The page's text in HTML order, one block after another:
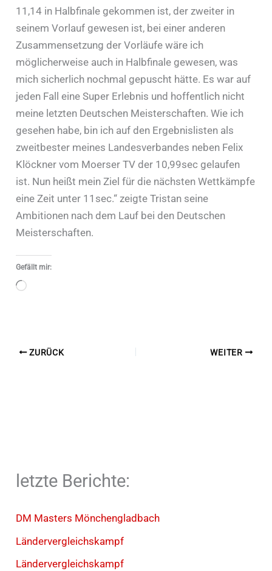
letzte Berichte:
DM Masters Mönchengladbach
Ländervergleichskampf
Ländervergleichskampf
11,14 in Halbfinale gekommen ist, der zweiter in
seinem Vorlauf gewesen ist, bei einer anderen
Zusammensetzung der Vorläufe wäre ich
möglicherweise auch in Halbfinale gewesen, was
mich sicherlich nochmal gepuscht hätte. Es war auf
jeden Fall eine Super Erlebnis und hoffentlich nicht
meine letzten Deutschen Meisterschaften. Wie ich
gesehen habe, bin ich auf den Ergebnislisten als
zweitbester meines Landesverbandes neben Felix
Klöckner vom Moerser TV der 10,99sec gelaufen
ist. Nun heißt mein Ziel für die nächsten Wettkämpfe
eine Zeit unter 11sec.“ zeigte Tristan seine
Ambitionen nach dem Lauf bei den Deutschen
Meisterschaften.
Gefällt mir:
Wird
ZURÜCK WEITER